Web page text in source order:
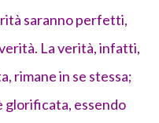
saranno perfetti,
La verità, infatti,
rimane in se stessa;
glorificata, essendo